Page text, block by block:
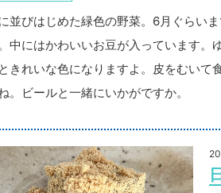
並びはじめた緑色の野菜。6月ぐらい
中にはかわいいお豆が入っています。
きれいな色になりますよ。皮をむいて
。ビールと一緒にいかがですか。